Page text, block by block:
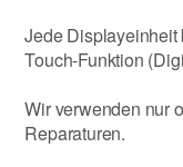
Jede Displayeinheit
Touch-Funktion
Wir verwenden nur
Reparaturen.